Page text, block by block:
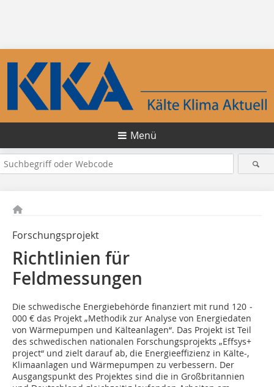
Menü
Forschungsprojekt
Richtlinien für
Feldmessungen
Die schwedische Energiebehörde finanziert mit rund 120 ­
000 € das Projekt „Methodik zur Analyse von Energiedaten
von Wärmepumpen und Kälteanlagen“. Das Projekt ist Teil
des schwedischen nationalen Forschungsprojekts „Effsys+
project“ und zielt darauf ab, die Energieeffizienz in Kälte-,
Klimaanlagen und Wärmepumpen zu verbessern. Der
Ausgangspunkt des Projektes sind die in Groß­britannien